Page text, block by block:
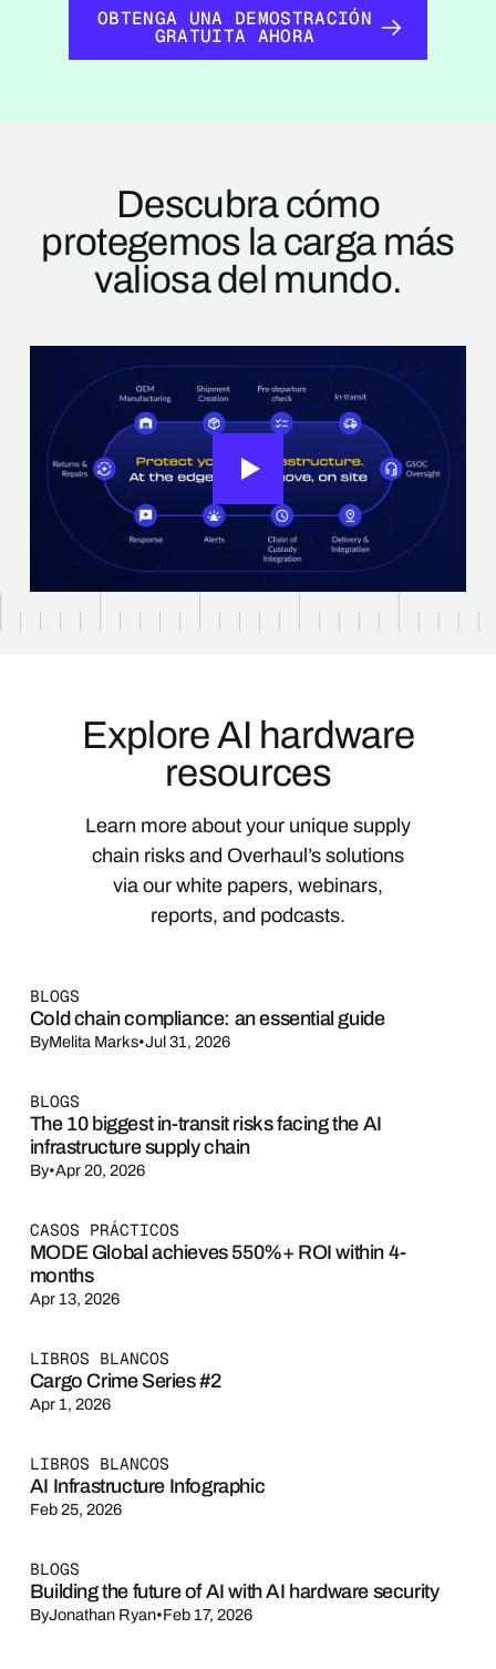
OBTENGA UNA DEMOSTRACIÓN
GRATUITA AHORA
Descubra cómo
protegemos la carga más
valiosa del mundo.
Explore AI hardware
resources
Learn more about your unique supply
chain risks and Overhaul’s solutions
via our white papers, webinars,
reports, and podcasts.
BLOGS
Cold chain compliance: an essential guide
ByMelita Marks•Jul 31, 2026
BLOGS
The 10 biggest in-transit risks facing the AI
infrastructure supply chain
By•Apr 20, 2026
CASOS PRÁCTICOS
MODE Global achieves 550%+ ROI within 4-
months
Apr 13, 2026
LIBROS BLANCOS
Cargo Crime Series #2
Apr 1, 2026
LIBROS BLANCOS
AI Infrastructure Infographic
Feb 25, 2026
BLOGS
Building the future of AI with AI hardware security
ByJonathan Ryan•Feb 17, 2026